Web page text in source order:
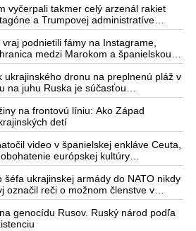
vyčerpali takmer celý arzenál rakiet
a Trumpovej administratíve
americkej armády v
s Čínou alebo Ruskom
podnietili fámy na Instagrame,
medzi Marokom a španielskou
ukrajinského dronu na preplnenú pláž v
na juhu Ruska je súčasťou
kopíruje model Hitlerovej „totálnej
pri Stalingrade. Útok v
loď podľa predstaviteľov Iránu
pokyn svojich západných či
zatiahnuť Európu a ďalšie krajiny do
na frontovú líniu: Ako Západ
detí
video v španielskej enkláve Ceuta,
európskej kultúry
Takto by podľa neho
mu vládlo PS, Šimečka & spol.
šéfa ukrajinskej armády do NATO nikdy
označil reči o možnom členstve v
za rozprávky
genocídu Rusov. Ruský národ podľa